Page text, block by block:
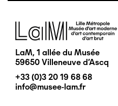
Image
LaM, 1 allée du Musée
59650 Villeneuve d'Ascq
+33 (0)3 20 19 68 68
info@musee-lam.fr